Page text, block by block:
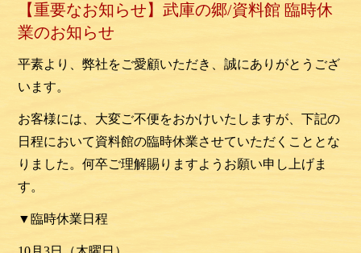
【重要なお知らせ】武庫の郷/資料館 臨時休
業のお知らせ
平素より、弊社をご愛顧いただき、誠にありがとうござ
います。
お客様には、大変ご不便をおかけいたしますが、下記の
日程において資料館の臨時休業させていただくこととな
りました。何卒ご理解賜りますようお願い申し上げま
す。
▼臨時休業日程